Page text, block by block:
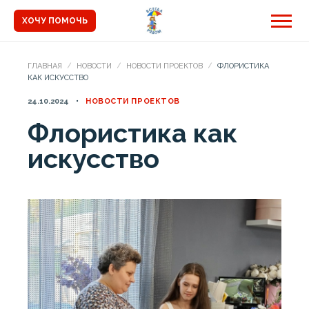
ХОЧУ ПОМОЧЬ
ГЛАВНАЯ НОВОСТИ НОВОСТИ ПРОЕКТОВ
ФЛОРИСТИКА
КАК ИСКУССТВО
24.10.2024 НОВОСТИ ПРОЕКТОВ
Флористика как
искусство